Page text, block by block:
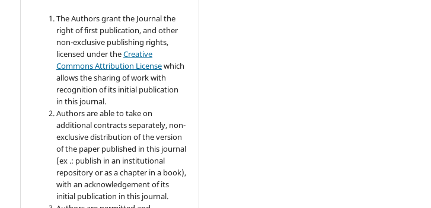
The Authors grant the Journal the
right of first publication, and other
non-exclusive publishing rights,
licensed under theCreative
Commons Attribution Licensewhich
allows the sharing of work with
recognition of its initial publication
in this journal.
Authors are able to take on
additional contracts separately, non-
exclusive distribution of the version
of the paper published in this journal
(ex .: publish in an institutional
repository or as a chapter in a book),
with an acknowledgement of its
initial publication in this journal.